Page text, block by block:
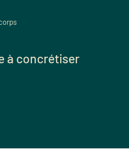
à concrétiser